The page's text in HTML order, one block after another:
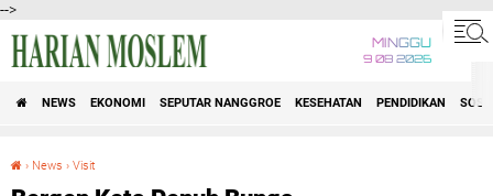
-->
MINGGU
9 08 2026
NEWS EKONOMI SEPUTAR NANGGROE KESEHATAN PENDIDIKAN
› News › Visit